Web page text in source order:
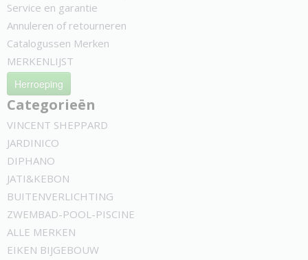
Service en garantie
Annuleren of retourneren
Catalogussen Merken
MERKENLIJST
Herroeping
Categorieën
VINCENT SHEPPARD
JARDINICO
DIPHANO
JATI&KEBON
BUITENVERLICHTING
ZWEMBAD-POOL-PISCINE
ALLE MERKEN
EIKEN BIJGEBOUW